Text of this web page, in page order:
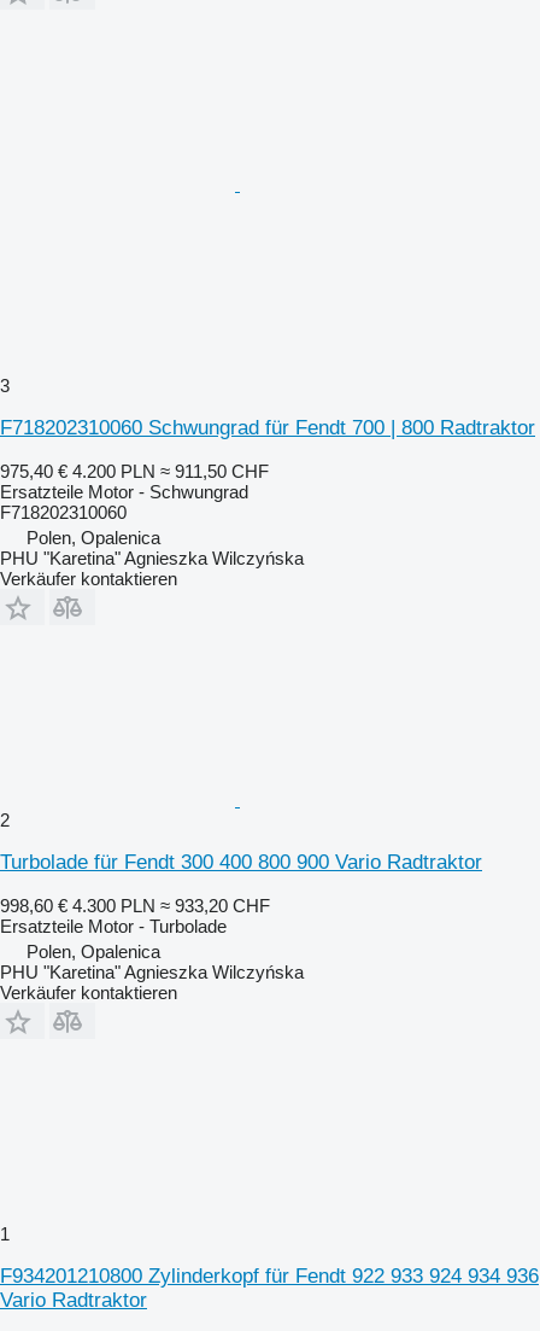
3
F718202310060 Schwungrad für Fendt 700 | 800 Radtraktor
975,40 € 4.200 PLN ≈ 911,50 CHF
Ersatzteile Motor - Schwungrad
F718202310060
Polen, Opalenica
PHU "Karetina" Agnieszka Wilczyńska
Verkäufer kontaktieren
2
Turbolade für Fendt 300 400 800 900 Vario Radtraktor
998,60 € 4.300 PLN ≈ 933,20 CHF
Ersatzteile Motor - Turbolade
Polen, Opalenica
PHU "Karetina" Agnieszka Wilczyńska
Verkäufer kontaktieren
1
F934201210800 Zylinderkopf für Fendt 922 933 924 934 936
Vario Radtraktor